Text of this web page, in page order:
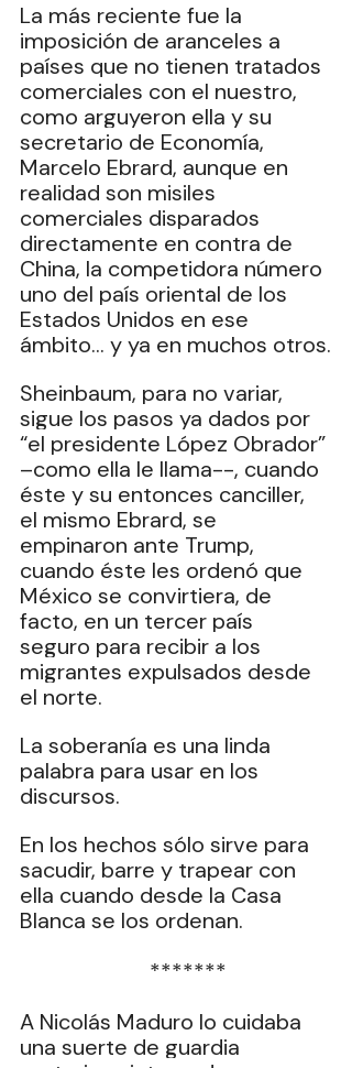
La más reciente fue la
imposición de aranceles a
países que no tienen tratados
comerciales con el nuestro,
como arguyeron ella y su
secretario de Economía,
Marcelo Ebrard, aunque en
realidad son misiles
comerciales disparados
directamente en contra de
China, la competidora número
uno del país oriental de los
Estados Unidos en ese
ámbito… y ya en muchos otros.
Sheinbaum, para no variar,
sigue los pasos ya dados por
“el presidente López Obrador”
–como ella le llama--, cuando
éste y su entonces canciller,
el mismo Ebrard, se
empinaron ante Trump,
cuando éste les ordenó que
México se convirtiera, de
facto, en un tercer país
seguro para recibir a los
migrantes expulsados desde
el norte.
La soberanía es una linda
palabra para usar en los
discursos.
En los hechos sólo sirve para
sacudir, barre y trapear con
ella cuando desde la Casa
Blanca se los ordenan.
*******
A Nicolás Maduro lo cuidaba
una suerte de guardia